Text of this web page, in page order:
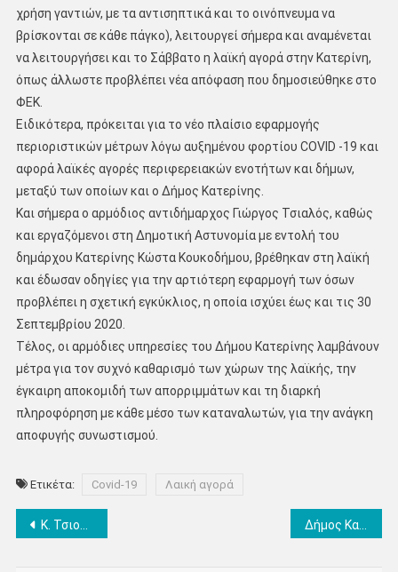
χρήση γαντιών, με τα αντισηπτικά και το οινόπνευμα να
βρίσκονται σε κάθε πάγκο), λειτουργεί σήμερα και αναμένεται
να λειτουργήσει και το Σάββατο η λαϊκή αγορά στην Κατερίνη,
όπως άλλωστε προβλέπει νέα απόφαση που δημοσιεύθηκε στο
ΦΕΚ.
Ειδικότερα, πρόκειται για το νέο πλαίσιο εφαρμογής
περιοριστικών μέτρων λόγω αυξημένου φορτίου COVID -19 και
αφορά λαϊκές αγορές περιφερειακών ενοτήτων και δήμων,
μεταξύ των οποίων και ο Δήμος Κατερίνης.
Και σήμερα ο αρμόδιος αντιδήμαρχος Γιώργος Τσιαλός, καθώς
και εργαζόμενοι στη Δημοτική Αστυνομία με εντολή του
δημάρχου Κατερίνης Κώστα Κουκοδήμου, βρέθηκαν στη λαϊκή
και έδωσαν οδηγίες για την αρτιότερη εφαρμογή των όσων
προβλέπει η σχετική εγκύκλιος, η οποία ισχύει έως και τις 30
Σεπτεμβρίου 2020.
Τέλος, οι αρμόδιες υπηρεσίες του Δήμου Κατερίνης λαμβάνουν
μέτρα για τον συχνό καθαρισμό των χώρων της λαϊκής, την
έγκαιρη αποκομιδή των απορριμμάτων και τη διαρκή
πληροφόρηση με κάθε μέσο των καταναλωτών, για την ανάγκη
αποφυγής συνωστισμού.
Ετικέτα: Covid-19 Λαική αγορά
Πλοήγηση
Κ. Τσιουκάνης: “Δέχομαι πόλεμο επειδή εκλέχθηκα με τον συνδυασμό του Χιονίδη και συνεργάστηκα με τον Κουκοδήμο” – Τι λέει ο αντιδήμαρχος Πρασίνου για το Μουσικό Σχολείο – τι βρήκε όταν ανέλαβε (ηχητικό) Δήμος Κατερίνης: Συμβολικός λόγω Covid-19 ο φετινός εορτασμός της Ευρωπαϊκής Εβδομάδας Κινητικότητας